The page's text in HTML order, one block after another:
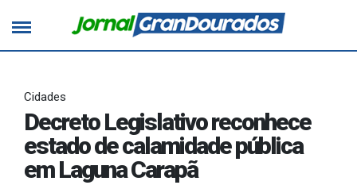
Cidades
Decreto Legislativo reconhece
estado de calamidade pública
em Laguna Carapã